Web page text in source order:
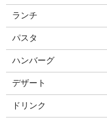
ランチ
パスタ
ハンバーグ
デザート
ドリンク